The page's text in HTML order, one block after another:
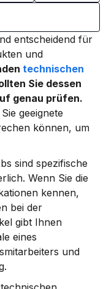
entscheidend für
und
technischen
Sie dessen
genau prüfen.
geeignete
können, um
sind spezifische
Wenn Sie die
kennen,
bei der
gibt Ihnen
eines
und